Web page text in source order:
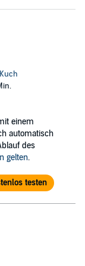
einem
automatisch
des
gelten.
testen